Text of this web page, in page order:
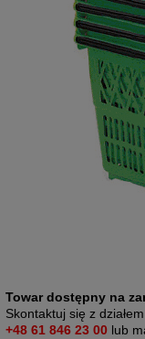
Towar dostępny na
Skontaktuj się z
+48 61 846 23 00 lub